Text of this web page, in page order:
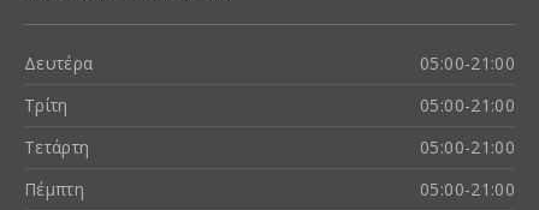
Δευτέρα
05:00-21:00
Τρίτη
05:00-21:00
Τετάρτη
05:00-21:00
Πέμπτη
05:00-21:00